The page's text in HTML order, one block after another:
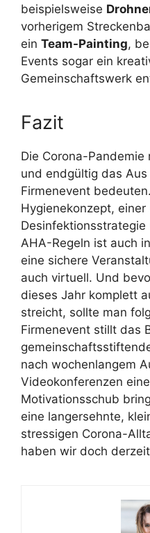
beispielsweise
vorherigem
ein Team-Painting,
Events sogar ein
Gemeinschaftswerk
Fazit
Die Corona-
und endgültig das
Firmenevent
Hygienekonzept,
AHA-Regeln ist auch
eine sichere
auch virtuell. Und
dieses Jahr komplett
streicht, sollte man
Firmenevent stillt das
nach wochenlangem
Videokonferenzen
Motivationsschub
eine langersehnte,
stressigen Corona-
haben wir doch